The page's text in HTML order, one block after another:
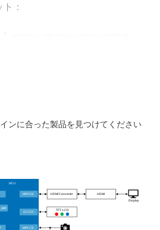
：
の厳しいAIやグラフィックス
機能は、物体認識や予測調整な
ト機能をサポートし、よりスマ
システムを構築
画エンジンは、単一のMCUを使
チャ、表示、およびオンデバ
高分解能16ビットADCが、きめ
正確なフィードバックを保証
な動きと位置決めを実現
ンに合った製品を見つけてください
HDMI Converter HDMI
TFT-LCD
Display
MCU
MIPI DSI
GLCDC
MIPI CSI